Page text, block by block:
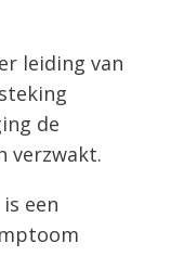
leiding van
de
verzwakt.
een